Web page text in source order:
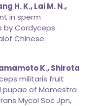
H. K., Lai M. N.,
in sperm
by Cordyceps
Chinese
K., Shirota
militaris fruit
pupae of Mamestra
Mycol Soc Jpn,